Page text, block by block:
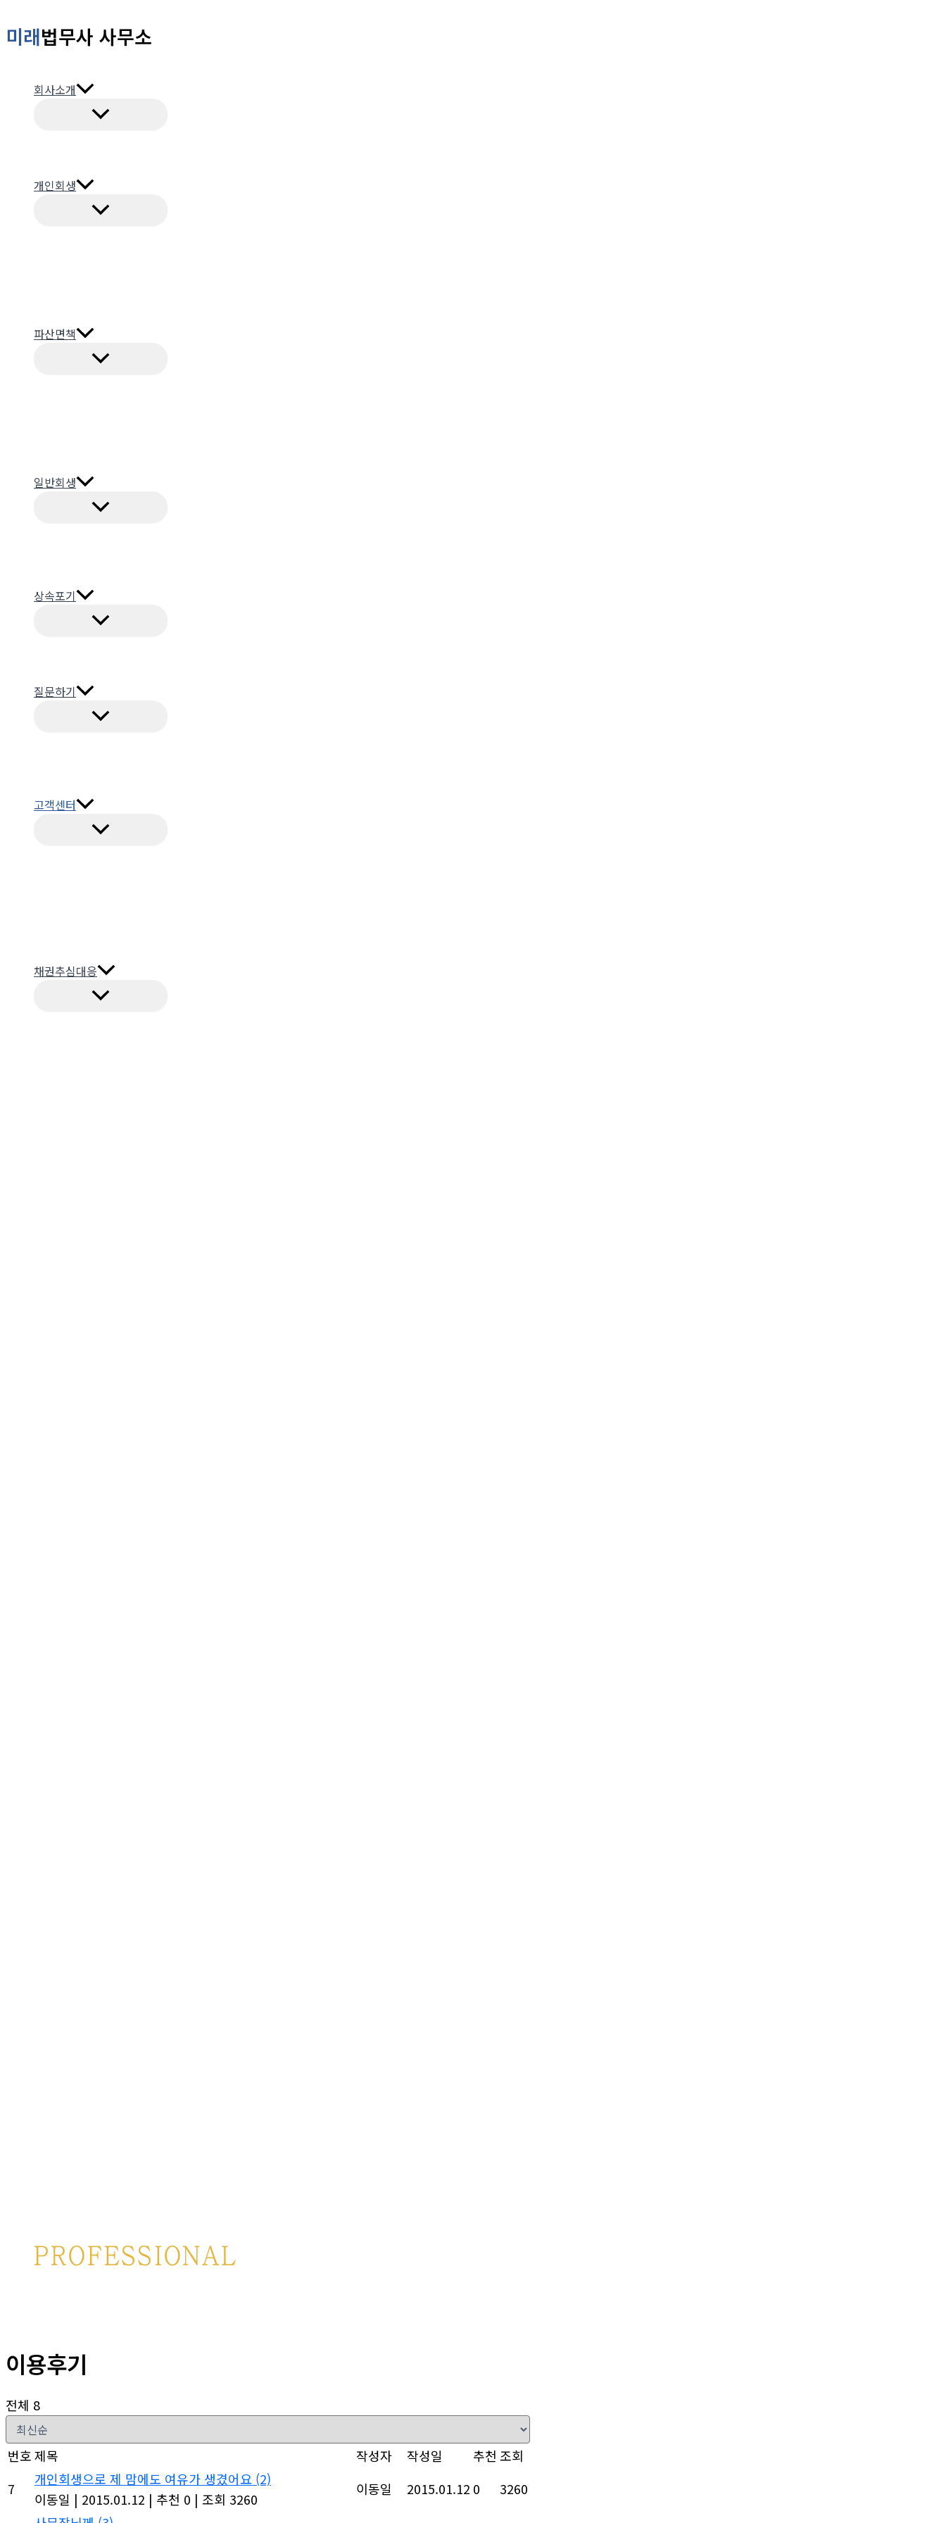
텐
미래법무사 사무소
회사소개
개인회생
파산면책
일반회생
상속포기
질문하기
고객센터
채권추심대응
이용후기
전체 8
번호제목 작성자 작성일 추천 조회
7
개인회생으로 제 맘에도 여유가 생겼어요 (2)
이동일 | 2015.01.12 | 추천 0 | 조회 3260
이동일 2015.01.12 0
3260